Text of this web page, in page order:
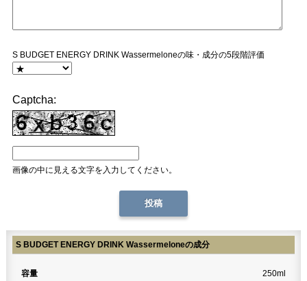
S BUDGET ENERGY DRINK Wassermeloneの味・成分の5段階評価
Captcha:
画像の中に見える文字を入力してください。
S BUDGET ENERGY DRINK Wassermeloneの成分
容量
250ml